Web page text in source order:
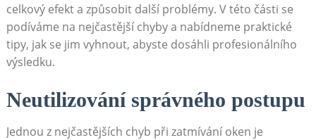
celkový efekt⁣ a⁤ způsobit⁢ další‍ problémy. V ​této ⁤části⁣ se
⁢podíváme na nejčastější chyby ⁤a nabídneme⁣ praktické
tipy, jak se jim vyhnout, abyste dosáhli⁢ profesionálního
výsledku.
Neutilizování správného postupu
Jednou ‍z nejčastějších chyb při ‍zatmívání oken ‍je